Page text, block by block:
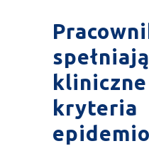
kryteria